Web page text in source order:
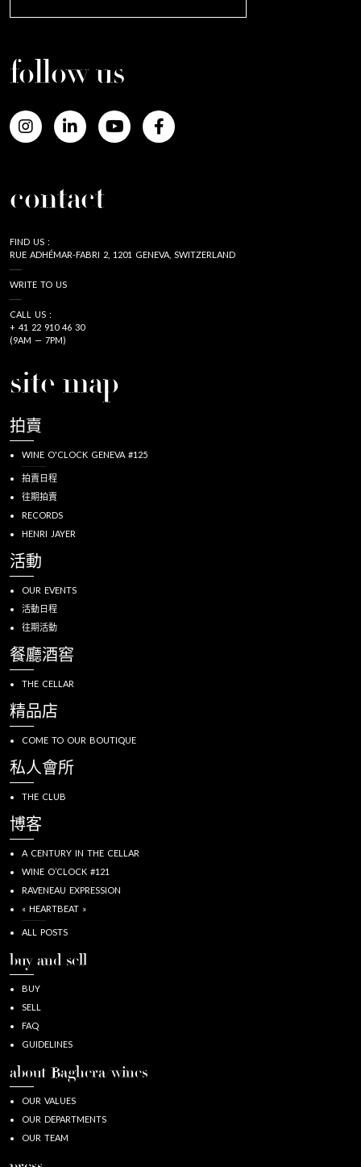
follow us
contact
FIND US :
RUE ADHÉMAR-FABRI 2, 1201 GENEVA, SWITZERLAND
WRITE TO US
CALL US :
+ 41 22 910 46 30
(9AM — 7PM)
site map
拍賣
WINE O'CLOCK GENEVA #125
拍賣日程
往期拍賣
RECORDS
HENRI JAYER
活動
OUR EVENTS
活動日程
往期活動
餐廳酒窖
THE CELLAR
精品店
COME TO OUR BOUTIQUE
私人會所
THE CLUB
博客
A CENTURY IN THE CELLAR
WINE O’CLOCK #121
RAVENEAU EXPRESSION
« HEARTBEAT »
ALL POSTS
buy and sell
BUY
SELL
FAQ
GUIDELINES
about Baghera/wines
OUR VALUES
OUR DEPARTMENTS
OUR TEAM